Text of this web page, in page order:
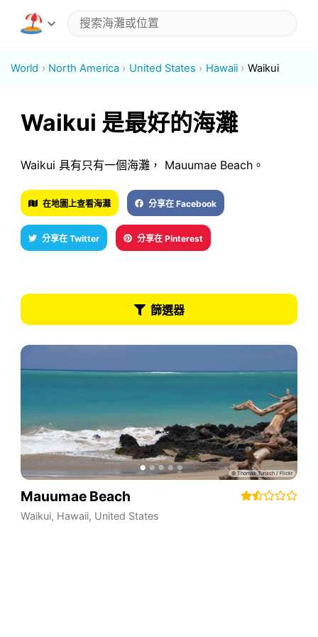
World North America United States Hawaii Waikui
Waikui 是最好的海灘
Waikui 具有只有一個海灘， Mauumae Beach。
在地圖上查看海灘 分享在 Facebook
分享在 Twitter 分享在 Pinterest
篩選器
Mauumae Beach
Waikui, Hawaii, United States